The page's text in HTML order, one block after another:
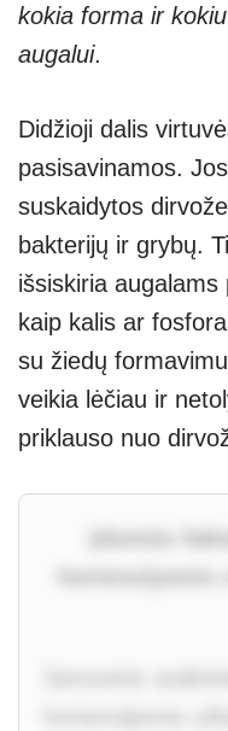
kokia forma ir
augalui.
Didžioji dalis
pasisavinamos.
suskaidytos
bakterijų ir grybų.
išsiskiria
kaip kalis ar
su žiedų
veikia lėčiau ir
priklauso nuo
Įdomūs
hortenzijomis